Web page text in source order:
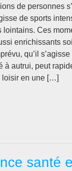
de personnes
de sports
lointains. Ces
enrichissants
qu’il
à autrui, peut
loisir en une […]
santé